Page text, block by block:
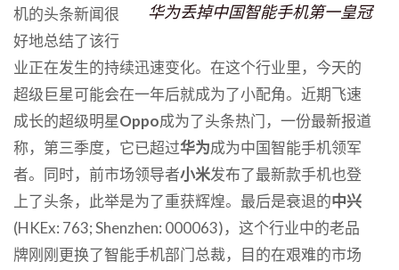
华为丢掉中国智能手机第一皇冠
机的头条新闻很
好地总结了该行
业正在发生的持续迅速变化。在这个行业里，今天的
超级巨星可能会在一年后就成为了小配角。近期飞速
成长的超级明星Oppo成为了头条热门，一份最新报道
称，第三季度，它已超过华为成为中国智能手机领军
者。同时，前市场领导者小米发布了最新款手机也登
上了头条，此举是为了重获辉煌。最后是衰退的中兴
(HKEx: 763; Shenzhen: 000063)，这个行业中的老品
牌刚刚更换了智能手机部门总裁，目的在艰难的市场